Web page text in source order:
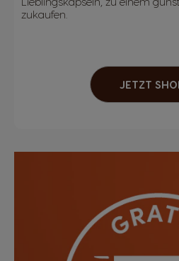
zukaufen.
JETZT